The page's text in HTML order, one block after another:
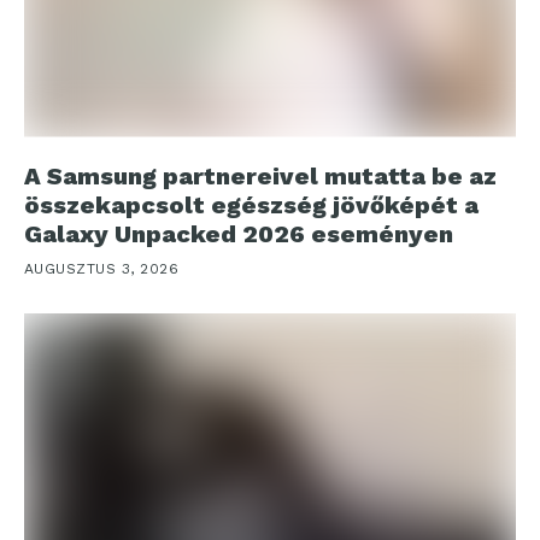
A Samsung partnereivel mutatta be az
összekapcsolt egészség jövőképét a
Galaxy Unpacked 2026 eseményen
AUGUSZTUS 3, 2026